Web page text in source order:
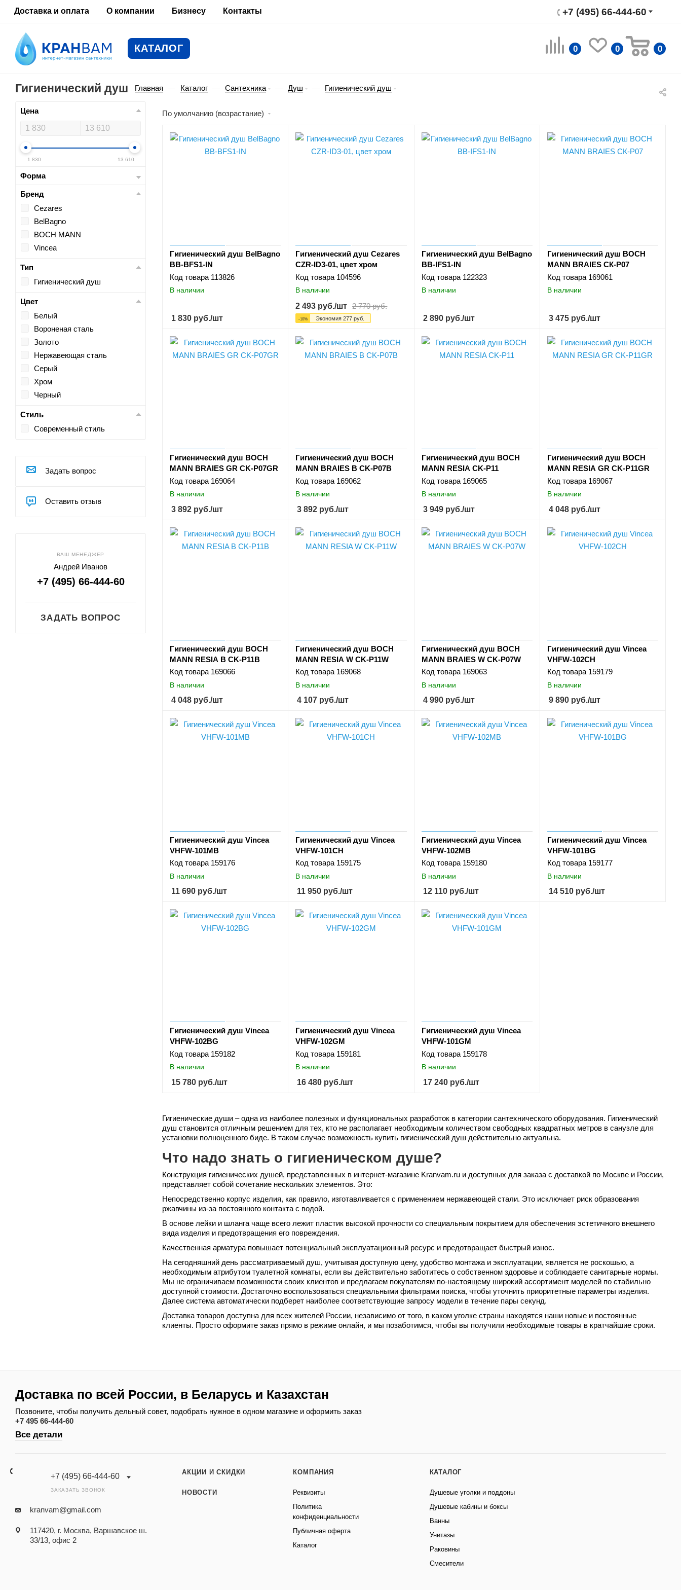
+7 (495) 66-444-60
Доставка и оплата О компании Бизнесу Контакты
КАТАЛОГ 0 0 0
Гигиенический душ Главная — Каталог — Сантехника — Душ — Гигиенический душ
По умолчанию (возрастание)
Гигиенический душ BelBagno
BB-BFS1-IN
Код товара 113826
В наличии
1 830 руб./шт
Гигиенический душ Cezares
CZR-ID3-01, цвет хром
Код товара 104596
В наличии
2 493 руб./шт 2 770руб.
-10% Экономия277 руб.
Гигиенический душ BelBagno
BB-IFS1-IN
Код товара 122323
В наличии
2 890руб./шт
Гигиенический душ BOCH
MANN BRAIES СК-P07
Код товара 169061
В наличии
3 475руб./шт
Гигиенический душ BOCH
MANN BRAIES GR CK-P07GR
Код товара 169064
В наличии
3 892 руб./шт
Гигиенический душ BOCH
MANN BRAIES B CK-P07B
Код товара 169062
В наличии
3 892 руб./шт
Гигиенический душ BOCH
MANN RESIA CK-P11
Код товара 169065
В наличии
3 949руб./шт
Гигиенический душ BOCH
MANN RESIA GR CK-P11GR
Код товара 169067
В наличии
4 048руб./шт
Гигиенический душ BOCH
MANN RESIA B CK-P11B
Код товара 169066
В наличии
4 048 руб./шт
Гигиенический душ BOCH
MANN RESIA W CK-P11W
Код товара 169068
В наличии
4 107 руб./шт
Гигиенический душ BOCH
MANN BRAIES W CK-P07W
Код товара 169063
В наличии
4 990руб./шт
Гигиенический душ Vincea
VHFW-102CH
Код товара 159179
В наличии
9 890руб./шт
Гигиенический душ Vincea
VHFW-101MB
Код товара 159176
В наличии
11 690 руб./шт
Гигиенический душ Vincea
VHFW-101CH
Код товара 159175
В наличии
11 950 руб./шт
Гигиенический душ Vincea
VHFW-102MB
Код товара 159180
В наличии
12 110руб./шт
Гигиенический душ Vincea
VHFW-101BG
Код товара 159177
В наличии
14 510руб./шт
Гигиенический душ Vincea
VHFW-102BG
Код товара 159182
В наличии
15 780 руб./шт
Гигиенический душ Vincea
VHFW-102GM
Код товара 159181
В наличии
16 480 руб./шт
Гигиенический душ Vincea
VHFW-101GM
Код товара 159178
В наличии
17 240руб./шт
Гигиенические души – одна из наиболее полезных и функциональных разработок в категории сантехнического оборудования. Гигиенический
душ становится отличным решением для тех, кто не располагает необходимым количеством свободных квадратных метров в санузле для
установки полноценного биде. В таком случае возможность купить гигиенический душ действительно актуальна.
Что надо знать о гигиеническом душе?
Конструкция гигиенических душей, представленных в интернет-магазине Kranvam.ru и доступных для заказа с доставкой по Москве и России,
представляет собой сочетание нескольких элементов. Это:
Непосредственно корпус изделия, как правило, изготавливается с применением нержавеющей стали. Это исключает риск образования
ржавчины из-за постоянного контакта с водой.
В основе лейки и шланга чаще всего лежит пластик высокой прочности со специальным покрытием для обеспечения эстетичного внешнего
вида изделия и предотвращения его повреждения.
Качественная арматура повышает потенциальный эксплуатационный ресурс и предотвращает быстрый износ.
На сегодняшний день рассматриваемый душ, учитывая доступную цену, удобство монтажа и эксплуатации, является не роскошью, а
необходимым атрибутом туалетной комнаты, если вы действительно заботитесь о собственном здоровье и соблюдаете санитарные нормы.
Мы не ограничиваем возможности своих клиентов и предлагаем покупателям по-настоящему широкий ассортимент моделей по стабильно
доступной стоимости. Достаточно воспользоваться специальными фильтрами поиска, чтобы уточнить приоритетные параметры изделия.
Далее система автоматически подберет наиболее соответствующие запросу модели в течение пары секунд.
Доставка товаров доступна для всех жителей России, независимо от того, в каком уголке страны находятся наши новые и постоянные
клиенты. Просто оформите заказ прямо в режиме онлайн, и мы позаботимся, чтобы вы получили необходимые товары в кратчайшие сроки.
Цена
1 830 13 610
Форма
Бренд
Cezares
BelBagno
BOCH MANN
Vincea
Тип
Гигиенический душ
Цвет
Белый
Вороненая сталь
Золото
Нержавеющая сталь
Серый
Хром
Черный
Стиль
Современный стиль
Задать вопрос
Оставить отзыв
ВАШ МЕНЕДЖЕР
Андрей Иванов
+7 (495) 66-444-60
ЗАДАТЬ ВОПРОС
Доставка по всей России, в Беларусь и Казахстан
Позвоните, чтобы получить дельный совет, подобрать нужное в одном магазине и оформить заказ
+7 495 66-444-60
Все детали
+7 (495) 66-444-60
ЗАКАЗАТЬ ЗВОНОК
kranvam@gmail.com
117420, г. Москва, Варшавское ш.
33/13, офис 2
АКЦИИ И СКИДКИ
НОВОСТИ
КОМПАНИЯ
Реквизиты
Политика
конфиденциальности
Публичная оферта
Каталог
КАТАЛОГ
Душевые уголки и поддоны
Душевые кабины и боксы
Ванны
Унитазы
Раковины
Смесители